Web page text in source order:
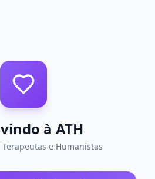
à ATH
Terapeutas e Humanistas